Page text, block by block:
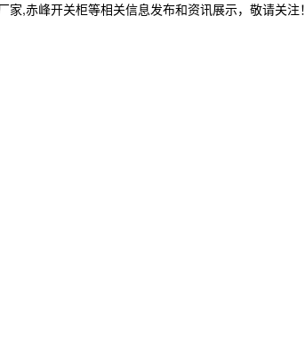
家,赤峰开关柜等相关信息发布和资讯展示，敬请关注！